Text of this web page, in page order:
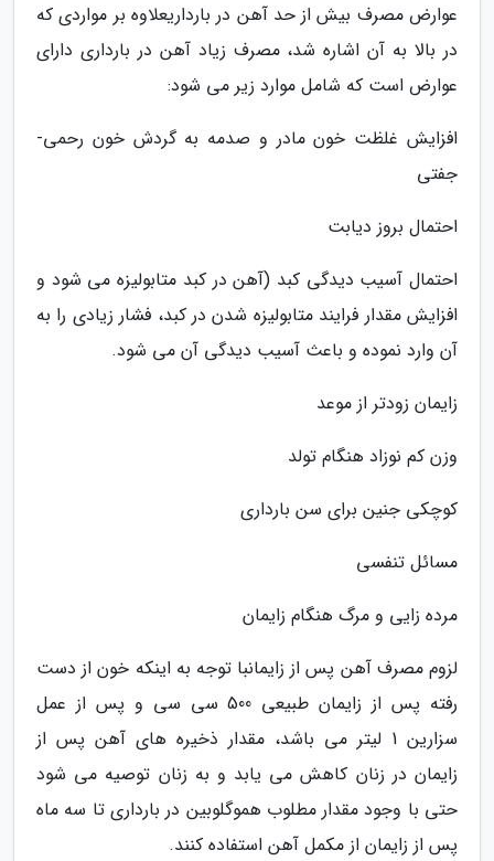
عوارض مصرف بیش از حد آهن در بارداریعلاوه بر مواردی که
در بالا به آن اشاره شد، مصرف زیاد آهن در بارداری دارای
عوارض است که شامل موارد زیر می شود:
افزایش غلظت خون مادر و صدمه به گردش خون رحمی-
جفتی
احتمال بروز دیابت
احتمال آسیب دیدگی کبد (آهن در کبد متابولیزه می شود و
افزایش مقدار فرایند متابولیزه شدن در کبد، فشار زیادی را به
آن وارد نموده و باعث آسیب دیدگی آن می شود.
زایمان زودتر از موعد
وزن کم نوزاد هنگام تولد
کوچکی جنین برای سن بارداری
مسائل تنفسی
مرده زایی و مرگ هنگام زایمان
لزوم مصرف آهن پس از زایمانبا توجه به اینکه خون از دست
رفته پس از زایمان طبیعی 500 سی سی و پس از عمل
سزارین 1 لیتر می باشد، مقدار ذخیره های آهن پس از
زایمان در زنان کاهش می یابد و به زنان توصیه می شود
حتی با وجود مقدار مطلوب هموگلوبین در بارداری تا سه ماه
پس از زایمان از مکمل آهن استفاده کنند.